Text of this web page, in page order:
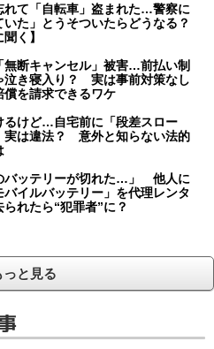
れて「自転車」盗まれた…警察に
いた」とうそついたらどうなる？
聞く】
無断キャンセル」被害…前払い制
泣き寝入り？ 実は事前対策なし
償を請求できるワケ
るけど…自宅前に「段差スロー
実は違法？ 意外と知らない法的
バッテリーが切れた…」 他人に
バイルバッテリー」を代理レンタ
れたら“犯罪者”に？
っと見る